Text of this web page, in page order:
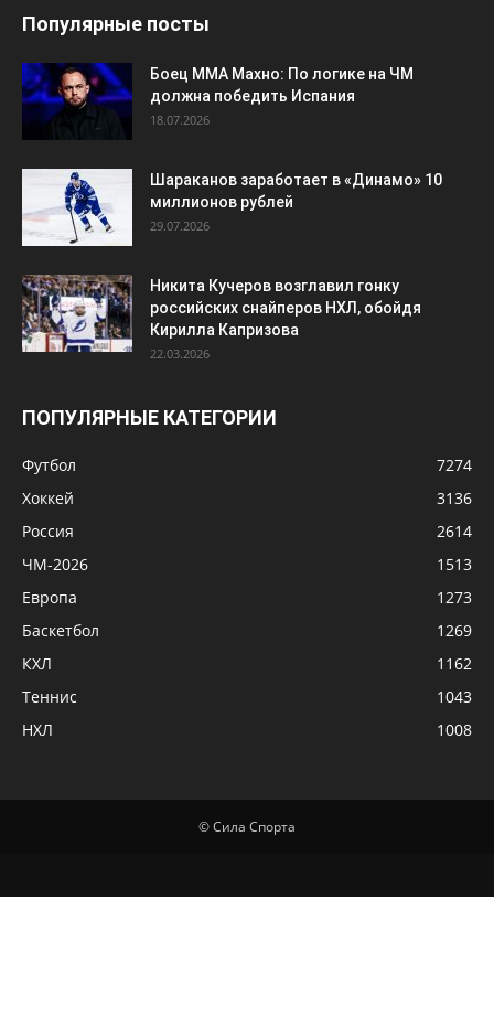
Популярные посты
Боец ММА Махно: По логике на ЧМ
должна победить Испания
18.07.2026
Шараканов заработает в «Динамо» 10
миллионов рублей
29.07.2026
Никита Кучеров возглавил гонку
российских снайперов НХЛ, обойдя
Кирилла Капризова
22.03.2026
ПОПУЛЯРНЫЕ КАТЕГОРИИ
Футбол
7274
Хоккей
3136
Россия
2614
ЧМ-2026
1513
Европа
1273
Баскетбол
1269
КХЛ
1162
Теннис
1043
НХЛ
1008
© Сила Спорта